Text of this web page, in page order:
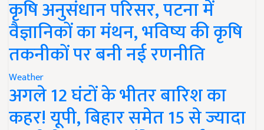
कृषि अनुसंधान परिसर, पटना में
वैज्ञानिकों का मंथन, भविष्य की कृषि
तकनीकों पर बनी नई रणनीति
Weather
अगले 12 घंटों के भीतर बारिश का
कहर! यूपी, बिहार समेत 15 से ज्यादा